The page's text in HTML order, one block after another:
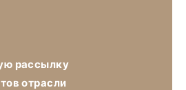
рассылку
отрасли